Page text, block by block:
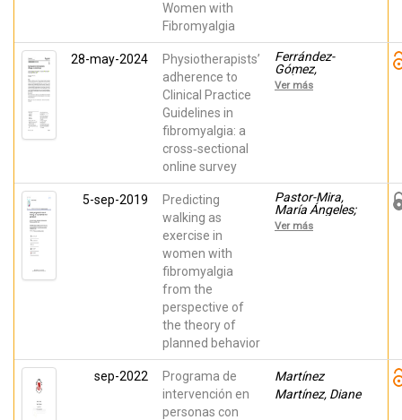
Women with
Fibromyalgia
28-may-2024
Physiotherapists’
adherence to
Clinical Practice
Guidelines in
fibromyalgia: a
cross‑sectional
online survey
Ferrández-
Gómez,
J.Édgar;
Gacto‑Sánchez,
ALCARAZ,
AITOR
Ver más
5-sep-2019
Predicting
walking as
exercise in
women with
fibromyalgia
from the
perspective of
the theory of
planned behavior
Pastor-Mira,
María Ángeles;
López Roig,
Sofía;
Ver más
sep-2022
Programa de
intervención en
personas con
Martínez
Martínez, Diane